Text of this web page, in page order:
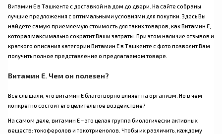
Витамин Е в Ташкенте с доставкой на дом до двери. На сайте собраны
лучшие предложения с оптимальными условиями для покупки. Здесь Вы
найдете самую приемлемую стоимость для таких товаров, как Витамин Е,
которая максимально сократит Ваши затраты. При этом наличие отзывов и
краткого описания категории Витамин Е в Ташкенте с фото позволит Вам
получить полное представление о предлагаемом товаре.
Витамин Е. Чем он полезен?
Все слышали, что витамин Е благотворно влияет на организм. Но в чем
конкретно состоит его целительное воздействие?
На самом деле, витамин Е – это целая группа биологически активных
веществ: токоферолов и токотриенолов. Чтобы их различить, каждому